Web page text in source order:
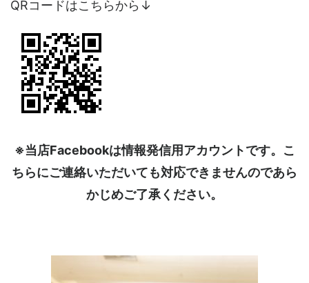
QRコードはこちらから↓
※当店Facebookは情報発信用アカウントです。こ
ちらにご連絡いただいても対応できませんのであら
かじめご了承ください。